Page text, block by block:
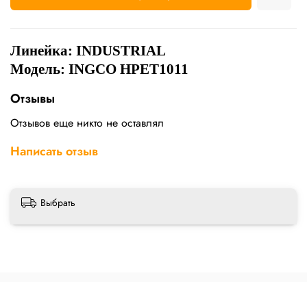
Линейка: INDUSTRIAL
Модель: INGCO HPET1011
Отзывы
Отзывов еще никто не оставлял
Написать отзыв
Выбрать